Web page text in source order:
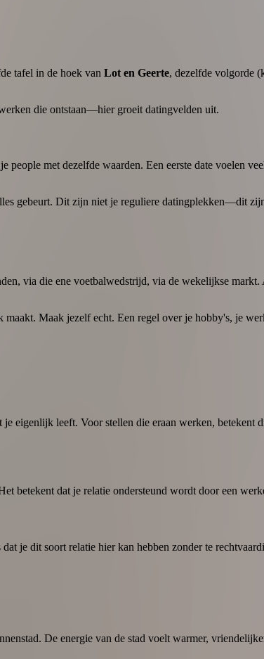
tafel in de hoek van Lot en Geerte, dezelfde volgorde
die ontstaan—hier groeit datingvelden uit.
met dezelfde waarden. Een eerste date voelen
gebeurt. Dit zijn niet je reguliere datingplekken—dit
via die ene voetbalwedstrijd, via de wekelijkse markt.
Maak jezelf echt. Een regel over je hobby's, je
eigenlijk leeft. Voor stellen die eraan werken, betekent
betekent dat je relatie ondersteund wordt door een
je dit soort relatie hier kan hebben zonder te
De energie van de stad voelt warmer,